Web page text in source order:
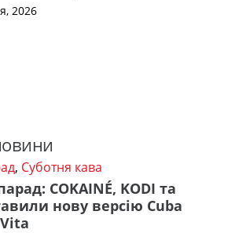
2026
, Суботня кава
COKAINÉ, KODI та
нову версію Cuba